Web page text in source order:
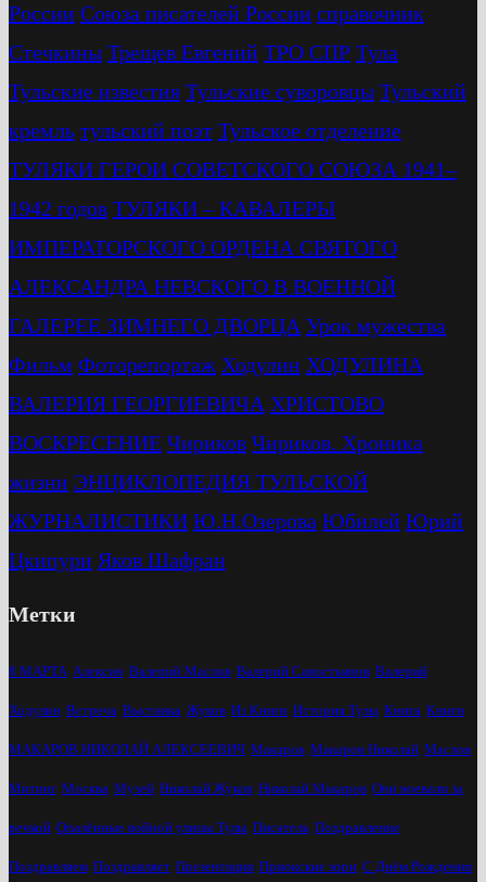
России Союза писателей России справочник
Стечкины Трещев Евгений ТРО СПР Тула
Тульские известия Тульские суворовцы Тульский
кремль тульский поэт Тульское отделение
ТУЛЯКИ ГЕРОИ СОВЕТСКОГО СОЮЗА 1941–
1942 годов ТУЛЯКИ – КАВАЛЕРЫ
ИМПЕРАТОРСКОГО ОРДЕНА СВЯТОГО
АЛЕКСАНДРА НЕВСКОГО В ВОЕННОЙ
ГАЛЕРЕЕ ЗИМНЕГО ДВОРЦА Урок мужества
Фильм Фоторепортаж Ходулин ХОДУЛИНА
ВАЛЕРИЯ ГЕОРГИЕВИЧА ХРИСТОВО
ВОСКРЕСЕНИЕ Чириков Чириков. Хроника
жизни ЭНЦИКЛОПЕДИЯ ТУЛЬСКОЙ
ЖУРНАЛИСТИКИ Ю.Н.Озерова Юбилей Юрий
Цкипури Яков Шафран
Метки
8 МАРТА Алексин Валерий Маслов Валерий Савостьянов Валерий
Ходулин Встреча Выставка Жуков Из Книги История Тулы Книга Книги
МАКАРОВ НИКОЛАЙ АЛЕКСЕЕВИЧ Макаров Макаров Николай Маслов
Митинг Москва Музей Николай Жуков Николай Макаров Они воевали за
речкой Опалённые войной улицы Тулы Писатель Поздравление
Поздравляем Поздравляет Презентация Приокские зори С Днём Рождения